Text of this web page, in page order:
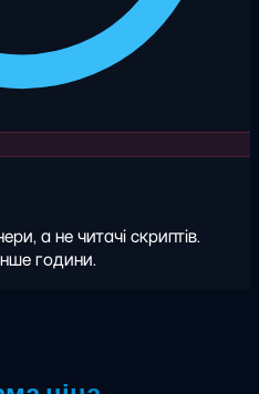
а не читачі скриптів.
години.